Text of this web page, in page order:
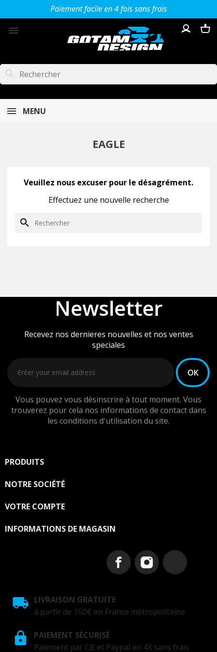
Paiement facile en 4 fois sans frais

search
MENU
EAGLE
Veuillez nous excuser pour le désagrément.
Effectuez une nouvelle recherche
search
Newsletter
Recevez nos dernieres nouvelles et nos ventes
speciales
Vous pouvez vous désinscrire à tout moment. Vous
trouverez pour cela nos informations de contact dans
les conditions d'utilisation du site.
PRODUITS
NOTRE SOCIÉTÉ
VOTRE COMPTE
INFORMATIONS DE MAGASIN
LIVRAISON GRATUITE
à partir de 150€ en France métropolitaine
PAIEMENT SÉCURISÉ
Paiement par CB et Paypal en 4X sans frais